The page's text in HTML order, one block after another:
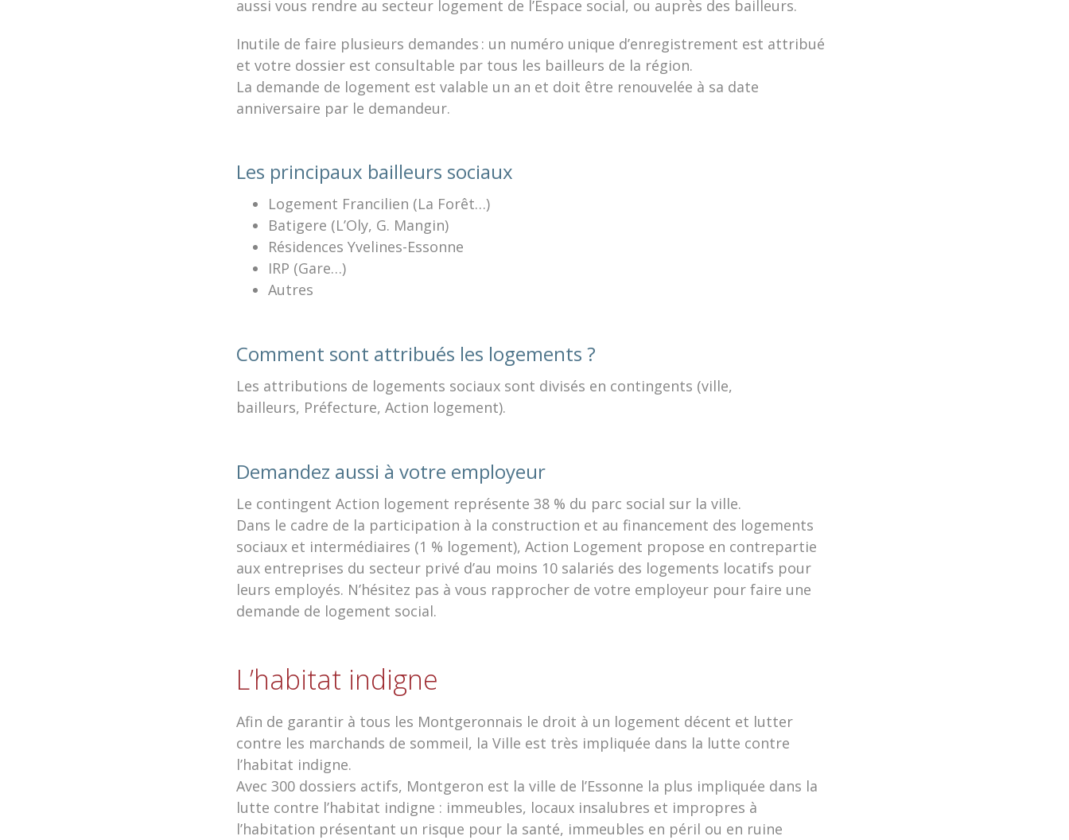
aussi vous rendre au secteur logement de l’Espace social, ou auprès des bailleurs.
Inutile de faire plusieurs demandes : un numéro unique d’enregistrement est attribué
et votre dossier est consultable par tous les bailleurs de la région.
La demande de logement est valable un an et doit être renouvelée à sa date
anniversaire par le demandeur.
Les principaux bailleurs sociaux
Logement Francilien (La Forêt…)
Batigere (L’Oly, G. Mangin)
Résidences Yvelines-Essonne
IRP (Gare…)
Autres
Comment sont attribués les logements ?
Les attributions de logements sociaux sont divisés en contingents (ville,
bailleurs, Préfecture, Action logement).
Demandez aussi à votre employeur
Le contingent Action logement représente 38 % du parc social sur la ville.
Dans le cadre de la participation à la construction et au financement des logements
sociaux et intermédiaires (1 % logement), Action Logement propose en contrepartie
aux entreprises du secteur privé d’au moins 10 salariés des logements locatifs pour
leurs employés. N’hésitez pas à vous rapprocher de votre employeur pour faire une
demande de logement social.
L’habitat indigne
Afin de garantir à tous les Montgeronnais le droit à un logement décent et lutter
contre les marchands de sommeil, la Ville est très impliquée dans la lutte contre
l’habitat indigne.
Avec 300 dossiers actifs, Montgeron est la ville de l’Essonne la plus impliquée dans la
lutte contre l’habitat indigne : immeubles, locaux insalubres et impropres à
l’habitation présentant un risque pour la santé, immeubles en péril ou en ruine